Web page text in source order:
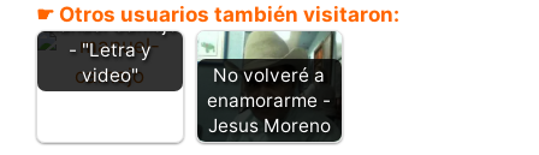
☛ Otros usuarios también visitaron:
Manuel Camejo
- "Letra y
video"
No volveré a
enamorarme -
Jesus Moreno